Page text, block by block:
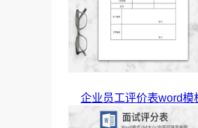
企业员工评价表word模